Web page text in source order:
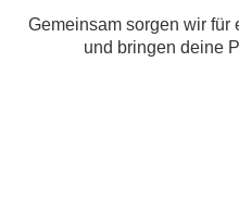
Gemeinsam sorgen wir für
und bringen deine